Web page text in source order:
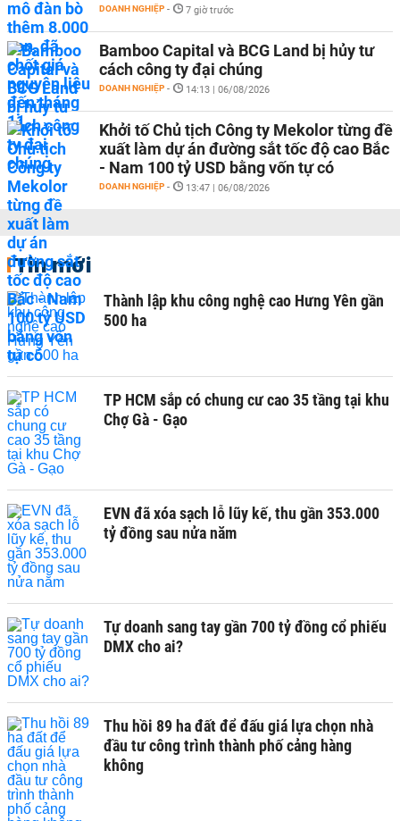
DOANH NGHIỆP - 7 giờ trước
Bamboo Capital và BCG Land bị hủy tư
cách công ty đại chúng
DOANH NGHIỆP - 14:13 | 06/08/2026
Khởi tố Chủ tịch Công ty Mekolor từng đề
xuất làm dự án đường sắt tốc độ cao Bắc
- Nam 100 tỷ USD bằng vốn tự có
DOANH NGHIỆP - 13:47 | 06/08/2026
Tin mới
Thành lập khu công nghệ cao Hưng Yên gần
500 ha
TP HCM sắp có chung cư cao 35 tầng tại khu
Chợ Gà - Gạo
EVN đã xóa sạch lỗ lũy kế, thu gần 353.000
tỷ đồng sau nửa năm
Tự doanh sang tay gần 700 tỷ đồng cổ phiếu
DMX cho ai?
Thu hồi 89 ha đất để đấu giá lựa chọn nhà
đầu tư công trình thành phố cảng hàng
không